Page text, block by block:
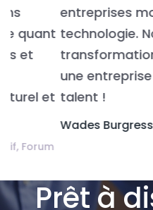
entreprises
technologie. Nous
transformation.
une entreprise
talent !
Wades Burgress -VP
Prêt à